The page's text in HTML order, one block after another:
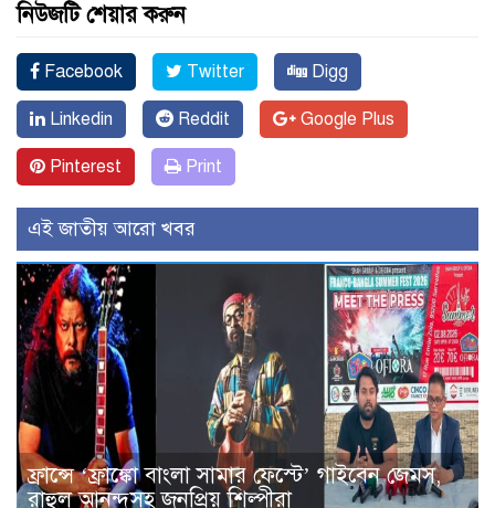
নিউজটি শেয়ার করুন
Facebook Twitter Digg
Linkedin Reddit Google Plus
Pinterest Print
এই জাতীয় আরো খবর
ফ্রান্সে ‘ফ্রাঙ্কো বাংলা সামার ফেস্টে’ গাইবেন জেমস,
রাহুল আনন্দসহ জনপ্রিয় শিল্পীরা